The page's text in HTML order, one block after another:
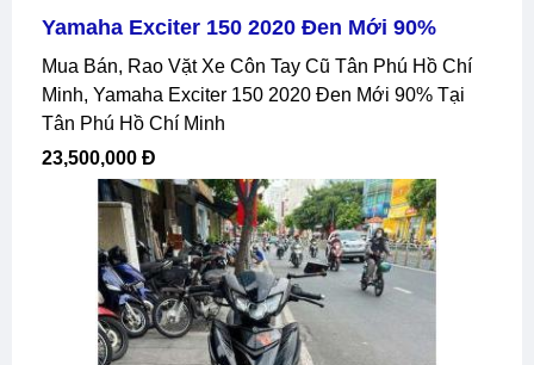
Yamaha Exciter 150 2020 Đen Mới 90%
Mua Bán, Rao Vặt Xe Côn Tay Cũ Tân Phú Hồ Chí
Minh, Yamaha Exciter 150 2020 Đen Mới 90% Tại
Tân Phú Hồ Chí Minh
23,500,000 Đ